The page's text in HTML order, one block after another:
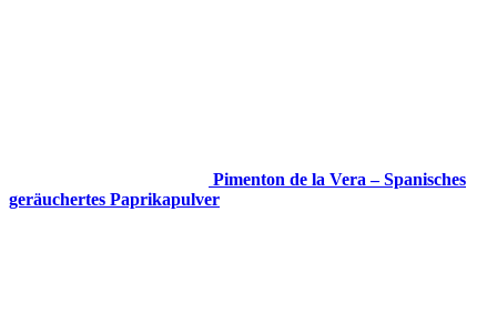
Pimenton de la Vera – Spanisches
geräuchertes Paprikapulver